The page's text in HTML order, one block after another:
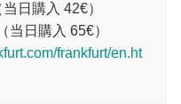
日購入 42€）
当日購入 65€）
frankfurt/en.ht